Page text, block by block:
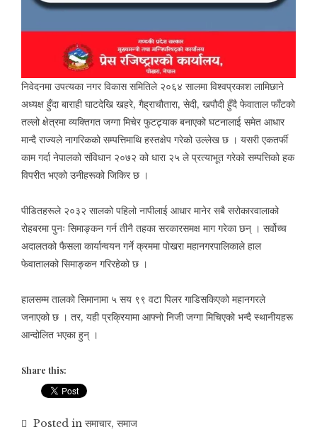
निवेदनमा उपत्यका नगर विकास समितिले २०६४ सालमा विश्वप्रकाश लामिछाने
अध्यक्ष हुँदा बाराही घाटदेखि खहरे, गैह्राचौतारा, सेदी, खपौदी हुँदै फेवाताल फाँटको
तल्लो क्षेत्रमा व्यक्तिगत जग्गा मिचेर फुटट्र्याक बनाएको घटनालाई समेत आधार
मान्दै राज्यले नागरिकको सम्पत्तिमाथि हस्तक्षेप गरेको उल्लेख छ । यसरी एकतर्फी
काम गर्दा नेपालको संविधान २०७२ को धारा २५ ले प्रत्याभूत गरेको सम्पत्तिको हक
विपरीत भएको उनीहरूको जिकिर छ ।
पीडितहरूले २०३२ सालको पहिलो नापीलाई आधार मानेर सबै सरोकारवालाको
रोहबरमा पुनः सिमाङ्कन गर्न तीनै तहका सरकारसमक्ष माग गरेका छन् । सर्वोच्च
अदालतको फैसला कार्यान्वयन गर्ने क्रममा पोखरा महानगरपालिकाले हाल
फेवातालको सिमाङ्कन गरिरहेको छ ।
हालसम्म तालको सिमानामा ५ सय ९९ वटा पिलर गाडिसकिएको महानगरले
जनाएको छ । तर, यही प्रक्रियामा आफ्नो निजी जग्गा मिचिएको भन्दै स्थानीयहरू
आन्दोलित भएका हुन् ।
Share this:
Posted in समाचार, समाज